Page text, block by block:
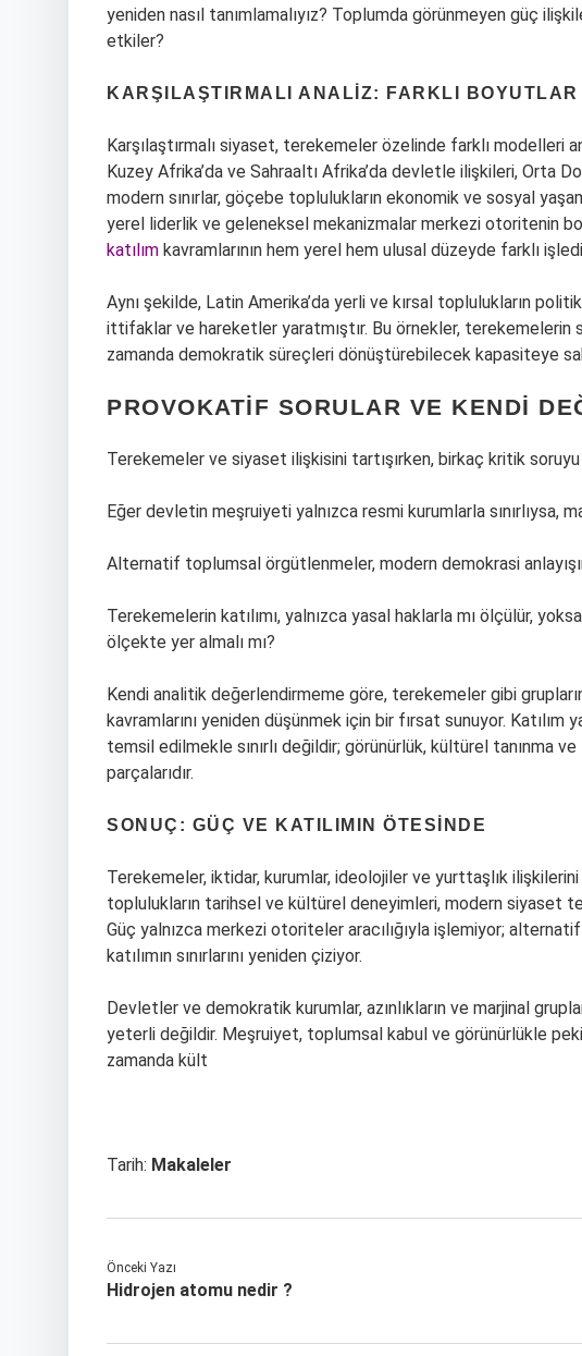
yeniden nasıl tanımlamalıyız? Toplumda görünmeyen güç
etkiler?
KARŞILAŞTIRMALI ANALIZ: FARKLI BOYUTLAR
Karşılaştırmalı siyaset, terekemeler özelinde farklı modelleri
Kuzey Afrika’da ve Sahraaltı Afrika’da devletle ilişkileri, Orta
modern sınırlar, göçebe toplulukların ekonomik ve sosyal
yerel liderlik ve geleneksel mekanizmalar merkezi otoritenin
katılım kavramlarının hem yerel hem ulusal düzeyde farklı
Aynı şekilde, Latin Amerika’da yerli ve kırsal toplulukların
ittifaklar ve hareketler yaratmıştır. Bu örnekler, terekemelerin
zamanda demokratik süreçleri dönüştürebilecek kapasiteye
PROVOKATIF SORULAR VE KENDI
Terekemeler ve siyaset ilişkisini tartışırken, birkaç kritik
Eğer devletin meşruiyeti yalnızca resmi kurumlarla sınırlıysa,
Alternatif toplumsal örgütlenmeler, modern demokrasi
Terekemelerin katılımı, yalnızca yasal haklarla mı ölçülür,
ölçekte yer almalı mı?
Kendi analitik değerlendirmeme göre, terekemeler gibi
kavramlarını yeniden düşünmek için bir fırsat sunuyor.
temsil edilmekle sınırlı değildir; görünürlük, kültürel tanınma
parçalarıdır.
SONUÇ: GÜÇ VE KATILIMIN ÖTESINDE
Terekemeler, iktidar, kurumlar, ideolojiler ve yurttaşlık
toplulukların tarihsel ve kültürel deneyimleri, modern siyaset
Güç yalnızca merkezi otoriteler aracılığıyla işlemiyor;
katılımın sınırlarını yeniden çiziyor.
Devletler ve demokratik kurumlar, azınlıkların ve marjinal
yeterli değildir. Meşruiyet, toplumsal kabul ve görünürlükle
zamanda kült
Tarih: Makaleler
Önceki Yazı
Hidrojen atomu nedir ?